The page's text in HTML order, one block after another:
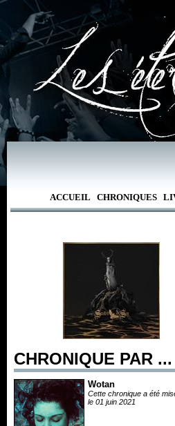
ACCUEIL CHRONIQUES
CHRONIQUE PAR ...
Wotan
Cette chronique a été
le 01 juin 2021